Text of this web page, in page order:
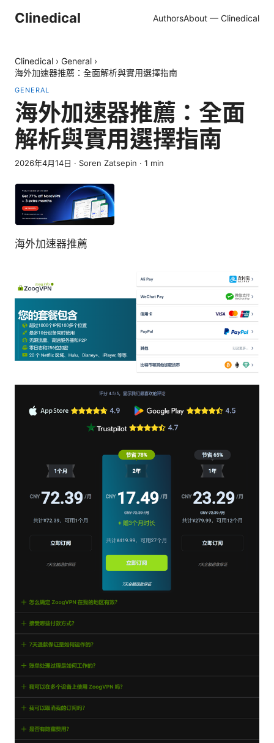
Clinedical AuthorsAbout — Clinedical
Clinedical › General ›
海外加速器推薦：全面解析與實用選擇指南
GENERAL
海外加速器推薦：全面
解析與實用選擇指南
2026年4月14日 · Soren Zatsepin · 1 min
海外加速器推薦